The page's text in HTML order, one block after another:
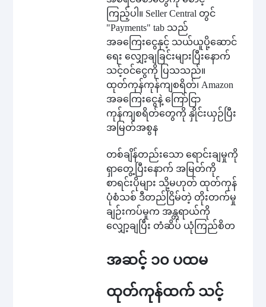
ကြည့်ပါ။ Seller Central တွင်
"Payments" tab သည်
အခကြေးငွေနှင့် သယ်ယူပို့ဆောင်
ရေး လျှော့ချခြင်းများပြီးနောက်
သင့်ဝင်ငွေကို ပြသသည်။
ထုတ်ကုန်ကုန်ကျစရိတ်၊ Amazon
အခကြေးငွေနဲ့ ကြော်ငြာ
ကုန်ကျစရိတ်တွေကို နှိုင်းယှဉ်ပြီး
အမြတ်အစွန
တစ်ချိန်တည်းသော ရောင်းချမှုကို
ရှာတွေ့ပြီးနောက် အမြတ်ကို
စာရင်းပိုများ သို့မဟုတ် ထုတ်ကုန်
ပုံစံသစ် ဒီတည်ငြိမ်တဲ့ တိုးတက်မှု
ချဉ်းကပ်မှုက အန္တရာယ်ကို
လျှော့ချပြီး တံဆိပ် ယုံကြည်စိတ
အဆင့် ၁၀ ပထမ
ထုတ်ကုန်ထက် သင့်